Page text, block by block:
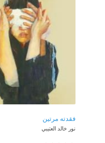
فقدته مرتين
نور خالد العتيبي